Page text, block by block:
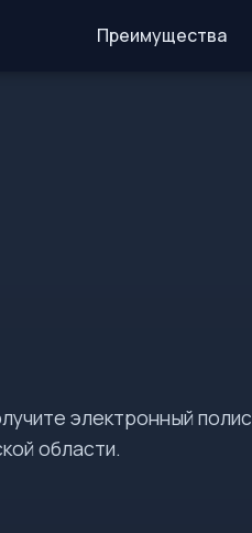
Преимущества
электронный полис
области.